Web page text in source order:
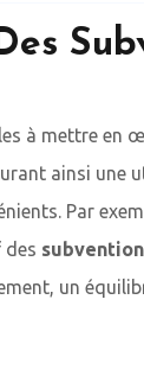
à mettre en
ainsi
Par
des
un